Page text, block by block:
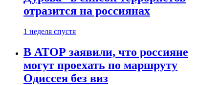
отразится на россиянах
1 неделя спустя
В АТОР заявили, что россияне
могут проехать по маршруту
Одиссея без виз